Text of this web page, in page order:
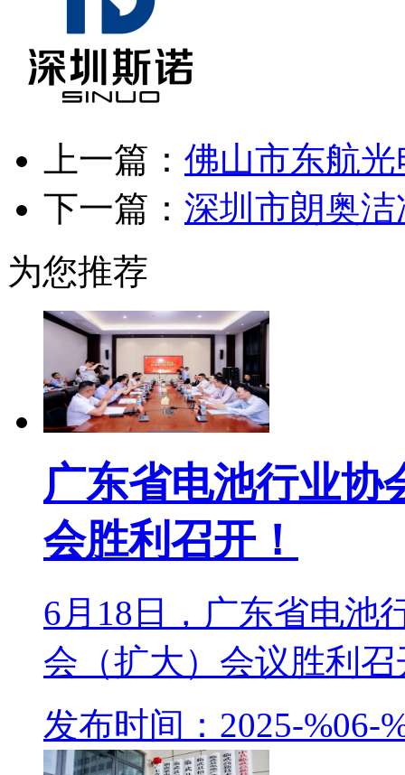
上一篇： 佛山市东航
下一篇： 深圳市朗奥
为您推荐
广东省电池行业协
会胜利召开！
6月18日，广东省电池
会（扩大）会议胜利
发布时间：2025-%06-